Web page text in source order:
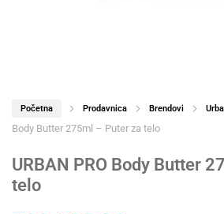
Početna Prodavnica Brendovi
Body Butter 275ml – Puter za telo
URBAN PRO Body Butter
telo